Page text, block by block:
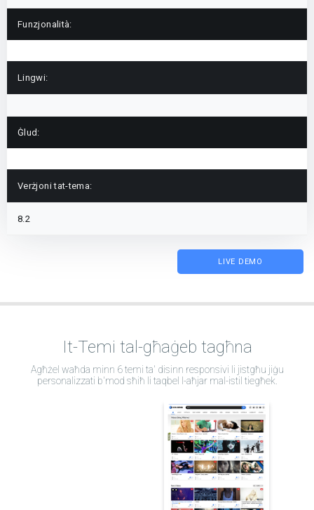
Funzjonalità:
Lingwi:
Ġlud:
Verżjoni tat-tema:
8.2
LIVE DEMO
It-Temi tal-għaġeb tagħna
Agħżel waħda minn 6 temi ta' disinn responsivi li jistgħu jiġu
personalizzati b'mod sħiħ li taqbel l-aħjar mal-istil tiegħek.